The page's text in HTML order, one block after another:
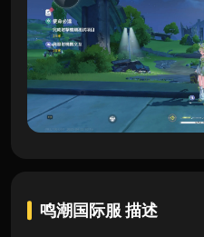
鸣潮国际服 描述